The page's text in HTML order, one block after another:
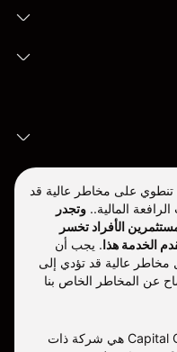
تنطوي على مخاطر عالية قد
المالية.. وتجدر
حسابات المستثمرين الأفراد تخسر
الخدمة هذا. يجب أن
مخاطر عالية قد تؤدي إلى
عن المخاطر الخاص بنا
شركة Capital Com Online Investments Ltd هي شركة ذات